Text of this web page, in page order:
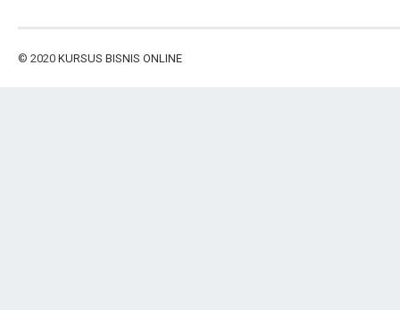
© 2020 KURSUS BISNIS ONLINE